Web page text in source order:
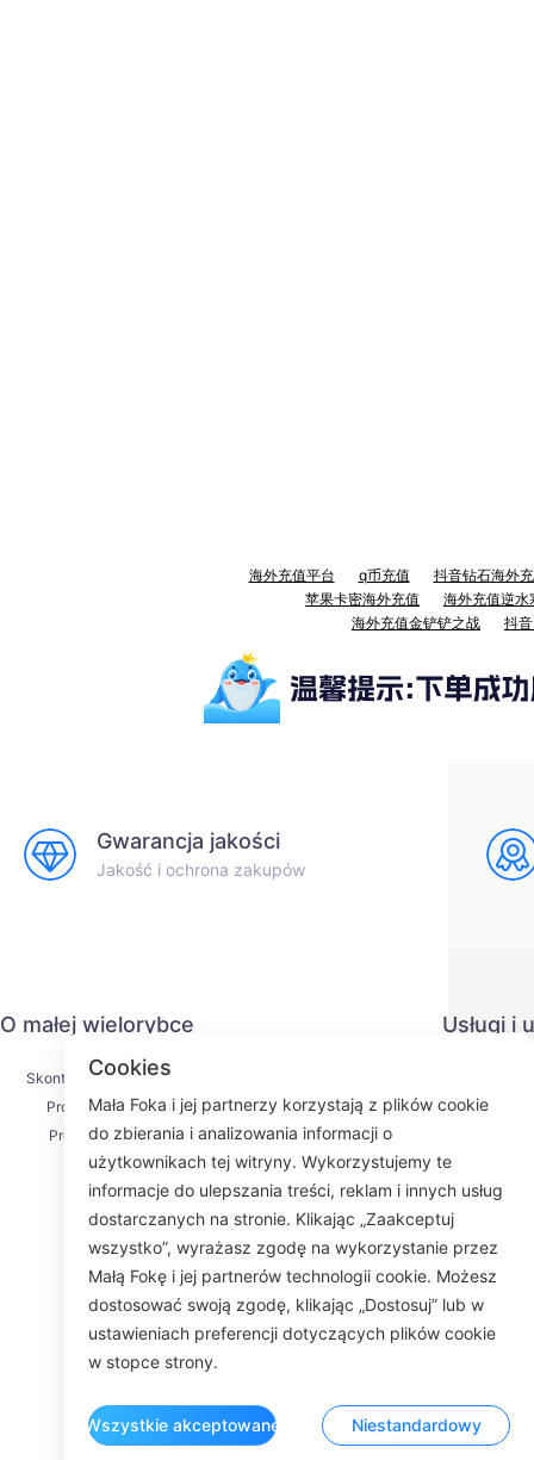
海外充值平台 q币充值
抖音钻石海外
苹果卡密海外充值
海外充值逆水
海外充值金铲铲之战
抖
Gwarancja jakości
Jakość i ochrona zakupów
O małej wielorybce
Skontaktuj się z nami
Proces wysyłki
Proces zwrotu
O nas
Usługi i
Metoda
ROOM
Cookies
Mała Foka i jej partnerzy korzystają z plików cookie
do zbierania i analizowania informacji o
użytkownikach tej witryny. Wykorzystujemy te
informacje do ulepszania treści, reklam i innych usług
dostarczanych na stronie. Klikając „Zaakceptuj
wszystko”, wyrażasz zgodę na wykorzystanie przez
Małą Fokę i jej partnerów technologii cookie. Możesz
dostosować swoją zgodę, klikając „Dostosuj” lub w
ustawieniach preferencji dotyczących plików cookie
w stopce strony.
Wszystkie akceptowane Niestandardowy